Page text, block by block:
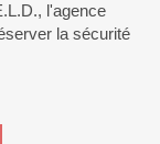
l'agence
la sécurité